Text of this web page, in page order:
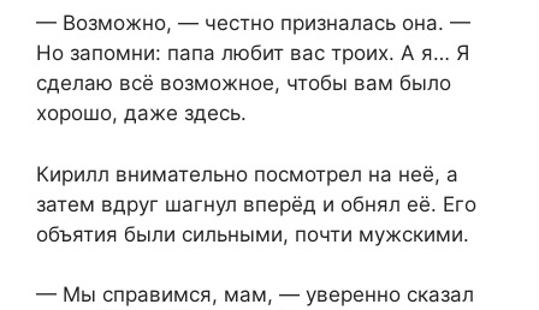
— Возможно, — честно призналась она. —
Но запомни: папа любит вас троих. А я… Я
сделаю всё возможное, чтобы вам было
хорошо, даже здесь.
Кирилл внимательно посмотрел на неё, а
затем вдруг шагнул вперёд и обнял её. Его
объятия были сильными, почти мужскими.
— Мы справимся, мам, — уверенно сказал